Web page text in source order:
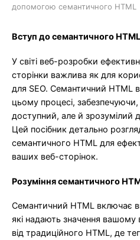
допомогою семантичного HTML
Вступ до семантичного HTML
У світі веб-розробки
сторінки важлива як для
для SEO. Семантичний HTML
цьому процесі,
доступний, але й зрозумілий
Цей посібник детально
семантичного HTML для
ваших веб-сторінок.
Розуміння семантичного
Семантичний HTML включає
які надають значення вашому
від традиційного HTML, де